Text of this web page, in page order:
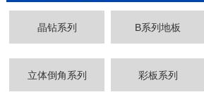
晶钻系列 B系列地板
立体倒角系列 彩板系列